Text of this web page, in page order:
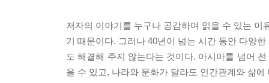
저자의 이야기를 누구나 공감하며 읽을 수 있는
기 때문이다. 그러나 40년이 넘는 시간 동안 다양
도 해결해 주지 않는다는 것이다. 아시아를 넘어
을 수 있고, 나라와 문화가 달라도 인간관계와 삶